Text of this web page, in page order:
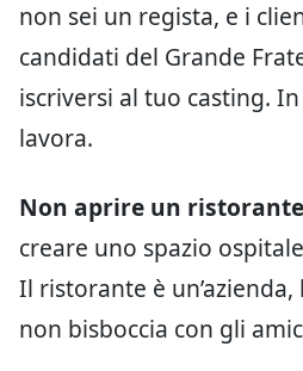
non sei un regista, e i
candidati del Grande
iscriversi al tuo casting.
lavora.
Non aprire un
creare uno spazio
Il ristorante è
non bisboccia con gli